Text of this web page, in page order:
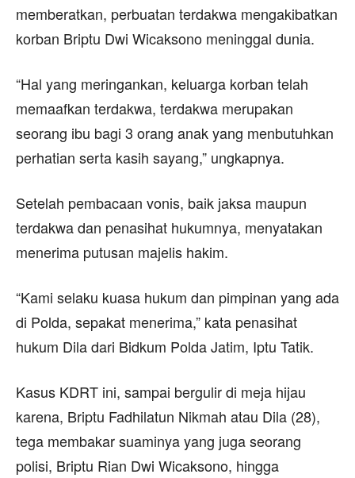
memberatkan, perbuatan terdakwa mengakibatkan
korban Briptu Dwi Wicaksono meninggal dunia.
“Hal yang meringankan, keluarga korban telah
memaafkan terdakwa, terdakwa merupakan
seorang ibu bagi 3 orang anak yang menbutuhkan
perhatian serta kasih sayang,” ungkapnya.
Setelah pembacaan vonis, baik jaksa maupun
terdakwa dan penasihat hukumnya, menyatakan
menerima putusan majelis hakim.
“Kami selaku kuasa hukum dan pimpinan yang ada
di Polda, sepakat menerima,” kata penasihat
hukum Dila dari Bidkum Polda Jatim, Iptu Tatik.
Kasus KDRT ini, sampai bergulir di meja hijau
karena, Briptu Fadhilatun Nikmah atau Dila (28),
tega membakar suaminya yang juga seorang
polisi, Briptu Rian Dwi Wicaksono, hingga